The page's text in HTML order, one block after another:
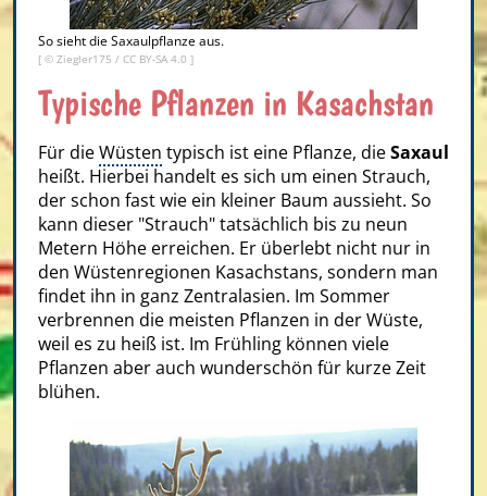
So sieht die Saxaulpflanze aus.
[ © Ziegler175 / CC BY-SA 4.0 ]
Typische Pflanzen in Kasachstan
Für dieWüsten typisch ist eine Pflanze, dieSaxaul
heißt. Hierbei handelt es sich um einen Strauch,
der schon fast wie ein kleiner Baum aussieht. So
kann dieser "Strauch" tatsächlich bis zu neun
Metern Höhe erreichen. Er überlebt nicht nur in
den Wüstenregionen Kasachstans, sondern man
findet ihn in ganz Zentralasien. Im Sommer
verbrennen die meisten Pflanzen in der Wüste,
weil es zu heiß ist. Im Frühling können viele
Pflanzen aber auch wunderschön für kurze Zeit
blühen.